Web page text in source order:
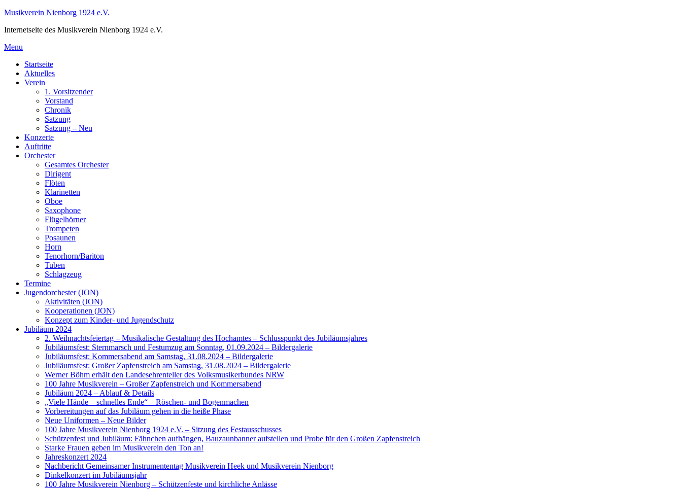
Skip
content
Musikverein Nienborg 1924 e.V.
Internetseite des Musikverein Nienborg 1924 e.V.
Menu
Startseite
Aktuelles
Verein
1. Vorsitzender
Vorstand
Chronik
Satzung
Satzung – Neu
Konzerte
Auftritte
Orchester
Gesamtes Orchester
Dirigent
Flöten
Klarinetten
Oboe
Saxophone
Flügelhörner
Trompeten
Posaunen
Horn
Tenorhorn/Bariton
Tuben
Schlagzeug
Termine
Jugendorchester (JON)
Aktivitäten (JON)
Kooperationen (JON)
Konzept zum Kinder- und Jugendschutz
Jubiläum 2024
2. Weihnachtsfeiertag – Musikalische Gestaltung des Hochamtes – Schlusspunkt des Jubiläumsjahres
Jubiläumsfest: Sternmarsch und Festumzug am Sonntag, 01.09.2024 – Bildergalerie
Jubiläumsfest: Kommersabend am Samstag, 31.08.2024 – Bildergalerie
Jubiläumsfest: Großer Zapfenstreich am Samstag, 31.08.2024 – Bildergalerie
Werner Böhm erhält den Landesehrenteller des Volksmusikerbundes NRW
100 Jahre Musikverein – Großer Zapfenstreich und Kommersabend
Jubiläum 2024 – Ablauf & Details
„Viele Hände – schnelles Ende“ – Röschen- und Bogenmachen
Vorbereitungen auf das Jubiläum gehen in die heiße Phase
Neue Uniformen – Neue Bilder
100 Jahre Musikverein Nienborg 1924 e.V. – Sitzung des Festausschusses
Schützenfest und Jubiläum: Fähnchen aufhängen, Bauzaunbanner aufstellen und Probe für den Großen Zapfenstreich
Starke Frauen geben im Musikverein den Ton an!
Jahreskonzert 2024
Nachbericht Gemeinsamer Instrumententag Musikverein Heek und Musikverein Nienborg
Dinkelkonzert im Jubiläumsjahr
100 Jahre Musikverein Nienborg – Schützenfeste und kirchliche Anlässe